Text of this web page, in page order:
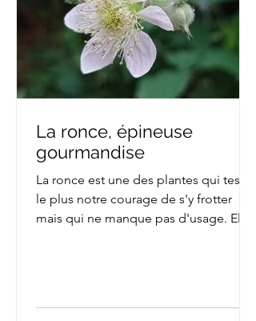
La ronce, épineuse
gourmandise
La ronce est une des plantes qui teste
le plus notre courage de s'y frotter
mais qui ne manque pas d'usage. Elle